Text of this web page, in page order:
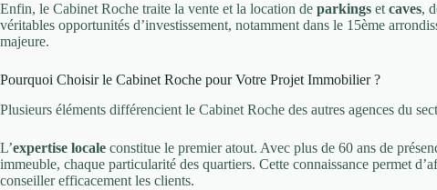
Enfin, le Cabinet Roche traite la vente et la location de parkings etcaves,
véritables opportunités d’investissement, notamment dans le 15ème
majeure.
Pourquoi Choisir le Cabinet Roche pour Votre Projet Immobilier ?
Plusieurs éléments différencient le Cabinet Roche des autres agences du
L’expertise locale constitue le premier atout. Avec plus de 60 ans de
immeuble, chaque particularité des quartiers. Cette connaissance permet
conseiller efficacement les clients.